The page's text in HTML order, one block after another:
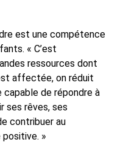
est une compétence
« C’est
ressources dont
affectée, on réduit
capable de répondre à
ses rêves, ses
contribuer au
»